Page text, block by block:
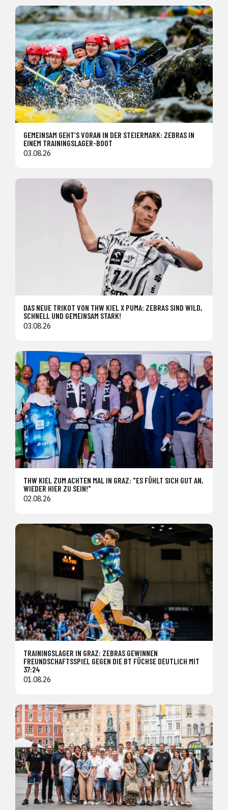
GEMEINSAM GEHT’S VORAN IN DER STEIERMARK: ZEBRAS IN
EINEM TRAININGSLAGER-BOOT
03.08.26
DAS NEUE TRIKOT VON THW KIEL X PUMA: ZEBRAS SIND WILD,
SCHNELL UND GEMEINSAM STARK!
03.08.26
THW KIEL ZUM ACHTEN MAL IN GRAZ: "ES FÜHLT SICH GUT AN,
WIEDER HIER ZU SEIN!"
02.08.26
TRAININGSLAGER IN GRAZ: ZEBRAS GEWINNEN
FREUNDSCHAFTSSPIEL GEGEN DIE BT FÜCHSE DEUTLICH MIT
37:24
01.08.26